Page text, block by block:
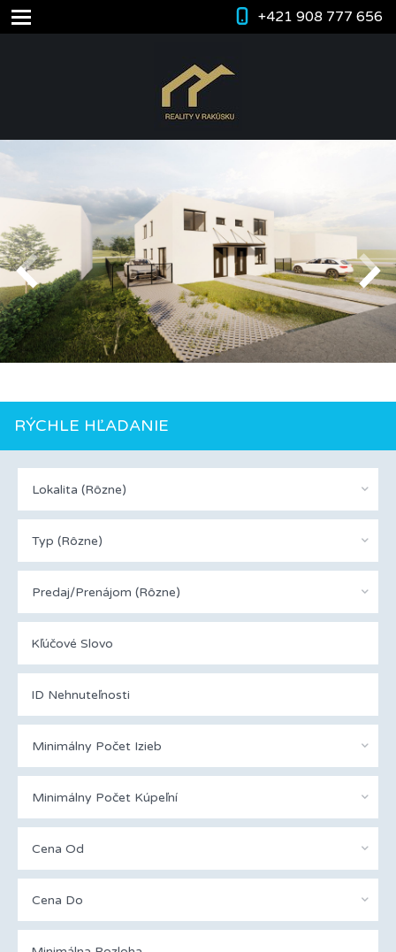
+421 908 777 656
RÝCHLE HĽADANIE
Lokalita (rôzne)
Typ (rôzne)
Predaj/Prenájom (rôzne)
Minimálny Počet Izieb
Minimálny Počet Kúpeľní
Cena Od
Cena Do